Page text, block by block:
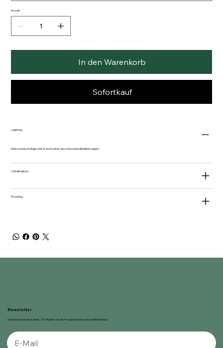
Anzahl
In den Warenkorb
Sofortkauf
Lagerung
Kühl, trocken, lichtgeschützt und in dicht verschlossenen Behältern lagern.
Verfallsdatum.
Price €/kg
Newsletter
Sichern Sie sich jetzt gratis 20 % Rabatt auf alle Produkte bei Ihrer ersten Bestellung!